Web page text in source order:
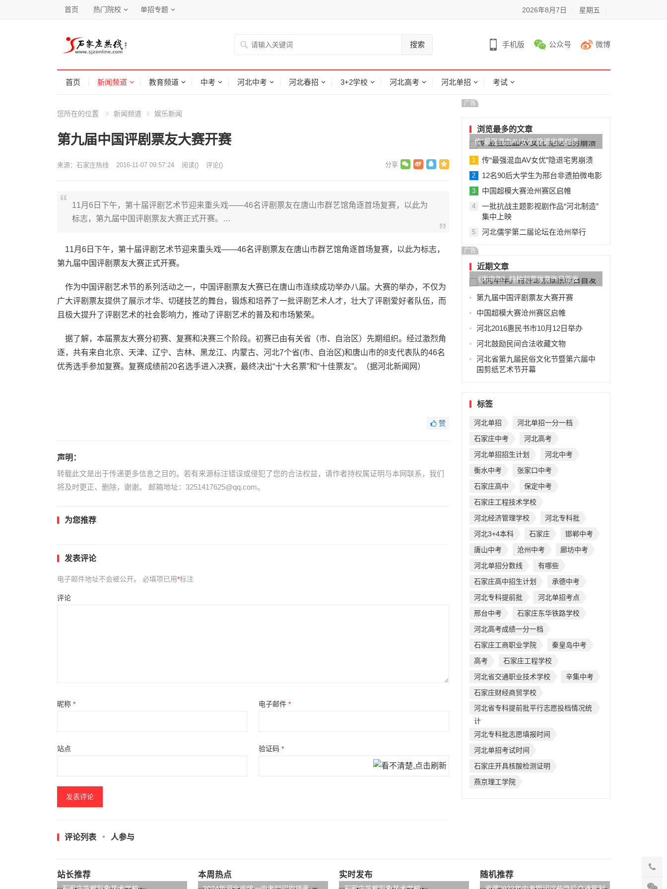
首页 热门院校 单招专题 2026年8月7日 星期五
搜索 手机版 公众号 微博
首页 新闻频道 教育频道 中考 河北中考 河北春招 3+2学校 河北高考 河北单招 考试
您所在的位置 新闻频道 娱乐新闻
第九届中国评剧票友大赛开赛
来源： 石家庄热线 2016-11-07 09:57:24 阅读() 评论()
11月6日下午，第十届评剧艺术节迎来重头戏——46名评剧票友在唐山市群艺馆角逐首场复赛，以此为
标志，第九届中国评剧票友大赛正式开赛。…
11月6日下午，第十届评剧艺术节迎来重头戏——46名评剧票友在唐山市群艺馆角逐首场复赛，以此为标志，
第九届中国评剧票友大赛正式开赛。
作为中国评剧艺术节的系列活动之一，中国评剧票友大赛已在唐山市连续成功举办八届。大赛的举办，不仅为
广大评剧票友提供了展示才华、切磋技艺的舞台，锻炼和培养了一批评剧艺术人才，壮大了评剧爱好者队伍，而
且极大提升了评剧艺术的社会影响力，推动了评剧艺术的普及和市场繁荣。
据了解，本届票友大赛分初赛、复赛和决赛三个阶段。初赛已由有关省（市、自治区）先期组织。经过激烈角
逐，共有来自北京、天津、辽宁、吉林、黑龙江、内蒙古、河北7个省(市、自治区)和唐山市的8支代表队的46名
优秀选手参加复赛。复赛成绩前20名选手进入决赛，最终决出“十大名票”和“十佳票友”。（据河北新闻网）
赞
声明：
转载此文是出于传递更多信息之目的。若有来源标注错误或侵犯了您的合法权益，请作者持权属证明与本网联系，我们
将及时更正、删除，谢谢。 邮箱地址：3251417625@qq.com。
为您推荐
发表评论
电子邮件地址不会被公开。 必填项已用*标注
评论
昵称 * 电子邮件*
站点 验证码*
评论列表 人参与
广告
浏览最多的文章
传“最强混血AV女优”隐退宅男崩溃
1 传“最强混血AV女优”隐退宅男崩溃
2 12名90后大学生为邢台非遗拍微电影
3 中国超模大赛沧州赛区启帷
4
一批抗战主题影视剧作品“河北制造”
集中上映
5 河北儒学第二届论坛在沧州举行
广告
近期文章
《丙申年》特种邮票猴票昨日首发
第九届中国评剧票友大赛开赛
中国超模大赛沧州赛区启帷
河北2016惠民书市10月12日举办
河北鼓励民间合法收藏文物
河北省第九届民俗文化节暨第六届中
国剪纸艺术节开幕
标签
河北单招
河北单招一分一档
石家庄中考
河北高考
河北单招招生计划
河北中考
衡水中考
张家口中考
石家庄高中
保定中考
石家庄工程技术学校
河北经济管理学校
河北专科批
河北3+4本科
石家庄
邯郸中考
唐山中考
沧州中考
廊坊中考
河北单招分数线
有哪些
石家庄高中招生计划
承德中考
河北专科提前批
河北单招考点
邢台中考
石家庄东华铁路学校
河北高考成绩一分一档
石家庄工商职业学院
秦皇岛中考
高考
石家庄工程学校
河北省交通职业技术学校
辛集中考
石家庄财经商贸学校
河北省专科提前批平行志愿投档情况统
计
河北专科批志愿填报时间
河北单招考试时间
石家庄开具核酸检测证明
燕京理工学院
站长推荐 本周热点 实时发布 随机推荐